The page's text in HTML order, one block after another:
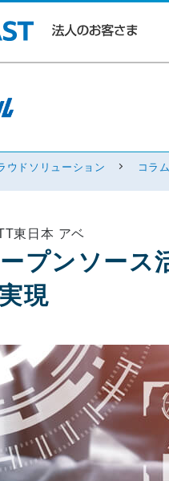
ウドソリューション コラム
東日本 アベ
プンソース
現